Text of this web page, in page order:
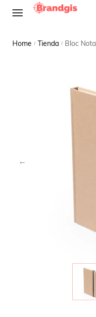
Home / Tienda / Bloc